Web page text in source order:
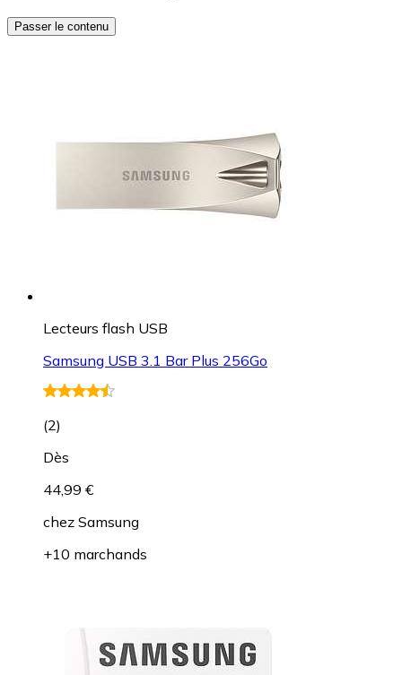
Passer le contenu
Lecteurs flash USB
Samsung USB 3.1 Bar Plus 256Go
(2)
Dès
44,99 €
chez Samsung
+10 marchands